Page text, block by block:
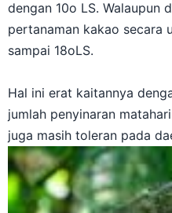
dengan 10o LS. Walaupun
pertanaman kakao secara
sampai 18oLS.
Hal ini erat kaitannya
jumlah penyinaran
juga masih toleran pada